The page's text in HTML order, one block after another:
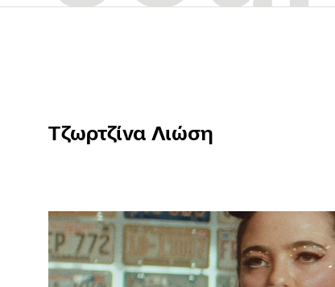
Τζωρτζίνα Λιώση